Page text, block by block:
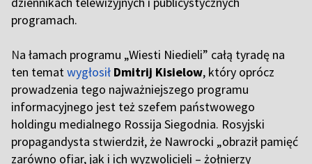
programach.
Na łamach programu „Wiesti Niedieli” całą tyradę na
ten tematwygłosił Dmitrij Kisielow, który oprócz
prowadzenia tego najważniejszego programu
informacyjnego jest też szefem państwowego
holdingu medialnego Rossija Siegodnia. Rosyjski
propagandysta stwierdził, że Nawrocki „obraził pamięć
zarówno ofiar, jak i ich wyzwolicieli – żołnierzy